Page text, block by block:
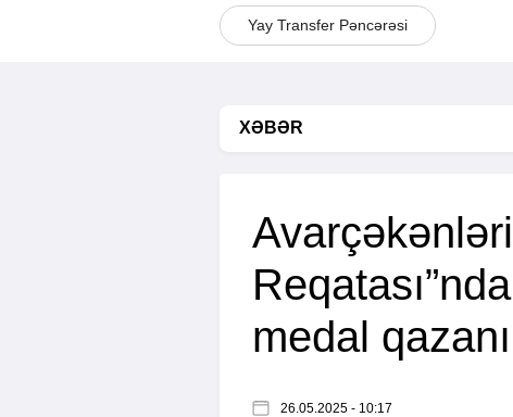
Yay Transfer Pəncərəsi
XƏBƏR
medal
26.05.2025 - 10:17